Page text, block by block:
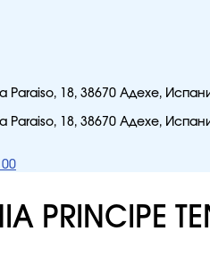
Paraiso, 18, 38670 Адехе,
Paraiso, 18, 38670 Адехе,
PRINCIPE